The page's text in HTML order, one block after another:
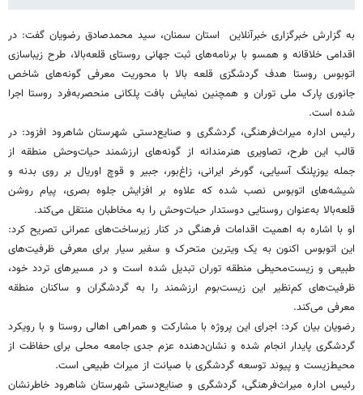
به گزارش خبرگزاری خبرآنلاین استان سمنان، سید محمدصادق رضویان گفت: در
اقدامی خلاقانه و همسو با برنامه‌های ثبت جهانی روستای قلعه‌بالا، طرح زیباسازی
اتوبوس روستا هدف گردشگزی قلعه بالا با محوریت معرفی گونه‌های شاخص
جانوری پارک ملی توران و همچنین نمایش بافت پلکانی منحصربه‌فرد روستا اجرا
شده است.
رئیس اداره میراث‌فرهنگی، گردشگری و صنایع‌دستی شهرستان شاهرود افزود: در
قالب این طرح، تصاویری هنرمندانه از گونه‌های ارزشمند حیات‌وحش منطقه از
جمله یوزپلنگ آسیایی، گورخر ایرانی، زاغ‌بور، جبیر و قوچ اوریال بر روی بدنه و
شیشه‌های اتوبوس نصب شده که علاوه بر افزایش جلوه بصری، پیام روشن
قلعه‌بالا به‌عنوان روستایی دوستدار حیات‌وحش را به مخاطبان منتقل می‌کند.
او با اشاره به اهمیت اقدامات فرهنگی در کنار زیرساخت‌های عمرانی تصریح کرد:
این اتوبوس اکنون به یک ویترین متحرک و سفیر سیار برای معرفی ظرفیت‌های
طبیعی و زیست‌محیطی منطقه توران تبدیل شده است و در مسیرهای تردد خود،
ظرفیت‌های کم‌نظیر این زیست‌بوم ارزشمند را به گردشگران و ساکنان منطقه
معرفی می‌کند.
رضویان بیان کرد: اجرای این پروژه با مشارکت و همراهی اهالی روستا و با رویکرد
گردشگری پایدار انجام شده و نشان‌دهنده عزم جدی جامعه محلی برای حفاظت از
محیط‌زیست و پیوند توسعه گردشگری با صیانت از میراث طبیعی است.
رئیس اداره میراث‌فرهنگی، گردشگری و صنایع‌دستی شهرستان شاهرود خاطرنشان